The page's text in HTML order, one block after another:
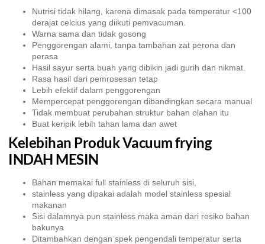
Nutrisi tidak hilang, karena dimasak pada temperatur <100
derajat celcius yang diikuti pemvacuman.
Warna sama dan tidak gosong
Penggorengan alami, tanpa tambahan zat perona dan
perasa
Hasil sayur serta buah yang dibikin jadi gurih dan nikmat.
Rasa hasil dari pemrosesan tetap
Lebih efektif dalam penggorengan
Mempercepat penggorengan dibandingkan secara manual
Tidak membuat perubahan struktur bahan olahan itu
Buat keripik lebih tahan lama dan awet
Kelebihan Produk Vacuum frying
INDAH MESIN
Bahan memakai full stainless di seluruh sisi,
stainless yang dipakai adalah model stainless spesial
makanan
Sisi dalamnya pun stainless maka aman dari resiko bahan
bakunya
Ditambahkan dengan spek pengendali temperatur serta